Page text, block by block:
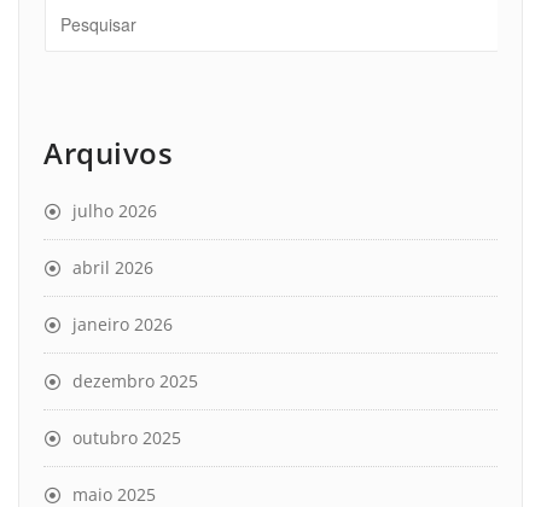
Arquivos
julho 2026
abril 2026
janeiro 2026
dezembro 2025
outubro 2025
maio 2025